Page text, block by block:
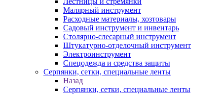
Малярный инструмент
Расходные материалы, хозтовары
Садовый инструмент и инвентарь
Столярно-слесарный инструмент
Штукатурно-отделочный инструмент
Электроинструмент
Спецодежда и средства защиты
Серпянки, сетки, специальные ленты
Назад
Серпянки, сетки, специальные ленты